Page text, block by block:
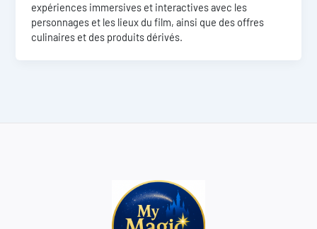
expériences immersives et interactives avec les
personnages et les lieux du film, ainsi que des offres
culinaires et des produits dérivés.